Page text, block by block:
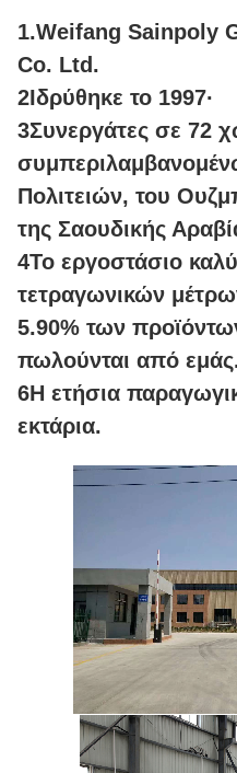
1.Weifang Sainpoly
Co. Ltd.
2Ιδρύθηκε το 1997·
3Συνεργάτες σε 72
Πολιτειών, του
της Σαουδικής
4Το εργοστάσιο
τετραγωνικών
5.90% των
πωλούνται από
6Η ετήσια
εκτάρια.